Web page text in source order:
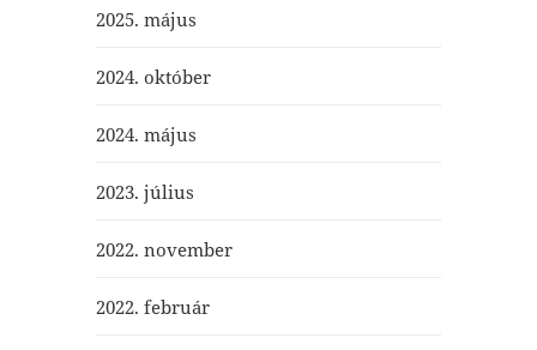
2025. május
2024. október
2024. május
2023. július
2022. november
2022. február